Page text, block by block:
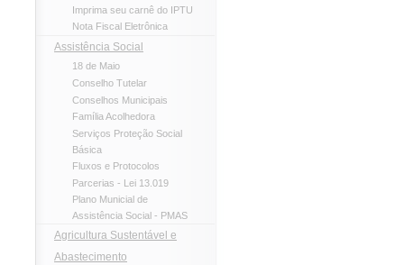
Imprima seu carnê do IPTU
Nota Fiscal Eletrônica
Assistência Social
18 de Maio
Conselho Tutelar
Conselhos Municipais
Família Acolhedora
Serviços Proteção Social
Básica
Fluxos e Protocolos
Parcerias - Lei 13.019
Plano Municial de
Assistência Social - PMAS
Agricultura Sustentável e
Abastecimento